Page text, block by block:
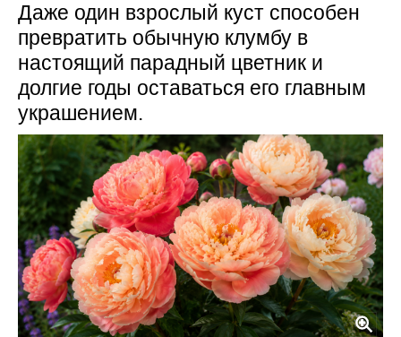
Даже один взрослый куст способен
превратить обычную клумбу в
настоящий парадный цветник и
долгие годы оставаться его главным
украшением.